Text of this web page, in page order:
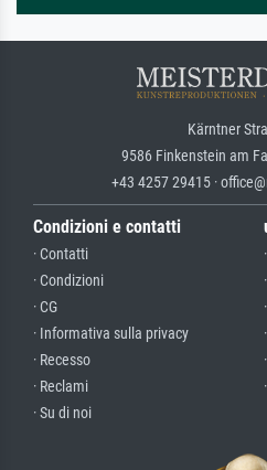
Kärntner
9586 Finkenstein am
+43 4257 29415 ·
Condizioni e contatti
· Contatti
· Condizioni
· CG
· Informativa sulla privacy
· Recesso
· Reclami
· Su di noi